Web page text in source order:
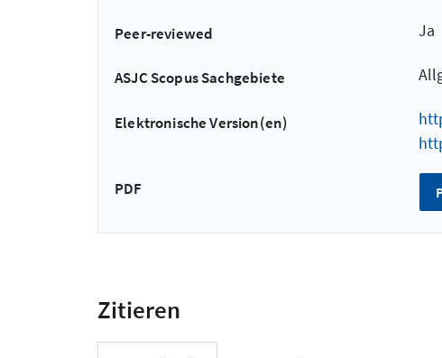
Peer-reviewed Ja
ASJC Scopus Sachgebiete
Elektronische Version(en)
PDF
Zitieren